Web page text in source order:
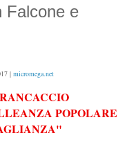
Falcone e
| micromega.net
POPOLARE